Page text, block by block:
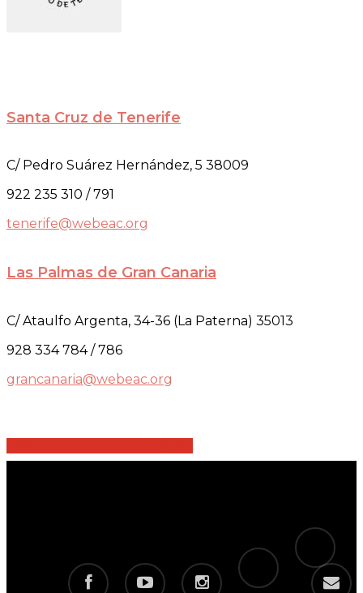
Santa Cruz de Tenerife
C/ Pedro Suárez Hernández, 5 38009
922 235 310 / 791
tenerife@webeac.org
Las Palmas de Gran Canaria
C/ Ataulfo Argenta, 34-36 (La Paterna) 35013
928 334 784 / 786
grancanaria@webeac.org
facebook youtube instagram
telegram
tiktok
email